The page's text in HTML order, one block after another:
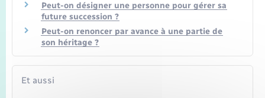
Peut-on désigner une personne pour gérer sa
future succession ?
Peut-on renoncer par avance à une partie de
son héritage ?
Et aussi